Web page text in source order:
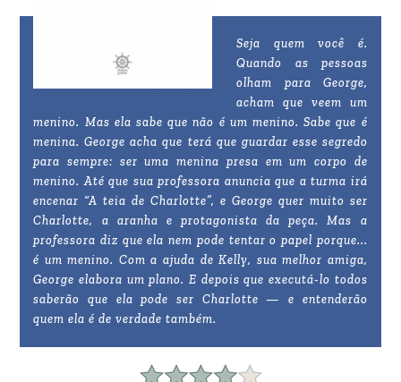
Seja quem você é.
Quando as pessoas
olham para George,
acham que veem um
menino. Mas ela sabe que não é um menino. Sabe que é
menina. George acha que terá que guardar esse segredo
para sempre: ser uma menina presa em um corpo de
menino. Até que sua professora anuncia que a turma irá
encenar “A teia de Charlotte”, e George quer muito ser
Charlotte, a aranha e protagonista da peça. Mas a
professora diz que ela nem pode tentar o papel porque...
é um menino. Com a ajuda de Kelly, sua melhor amiga,
George elabora um plano. E depois que executá-lo todos
saberão que ela pode ser Charlotte — e entenderão
quem ela é de verdade também.